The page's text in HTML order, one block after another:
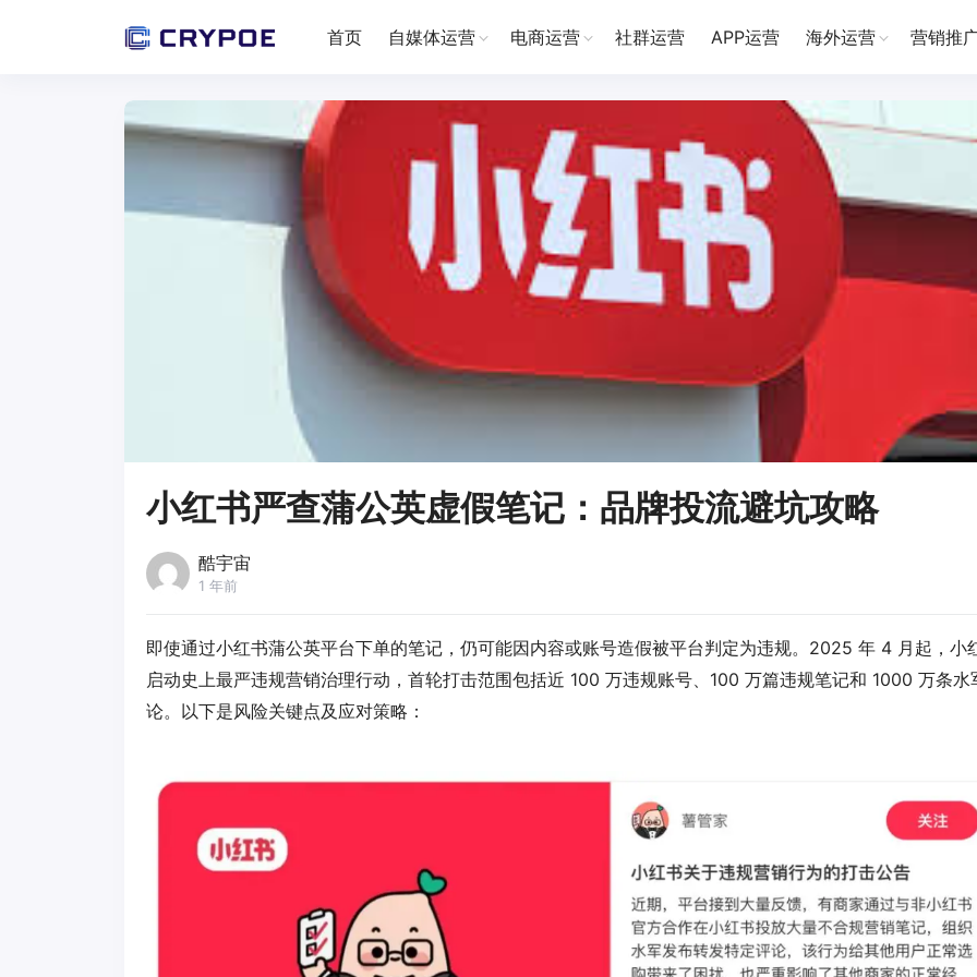
首页 自媒体运营 电商运营 社群运营 APP运营 海外运营 营销推
小红书严查蒲公英虚假笔记：品牌投流避坑攻略
酷宇宙
1 年前
即使通过小红书蒲公英平台下单的笔记，仍可能因内容或账号造假被平台判定为违规。2025 年 4 月起， 小
启动史上最严违规营销治理行动，首轮打击范围包括近 100 万违规账号、100 万篇违规笔记和 1000 万条水
论。以下是风险关键点及应对策略：